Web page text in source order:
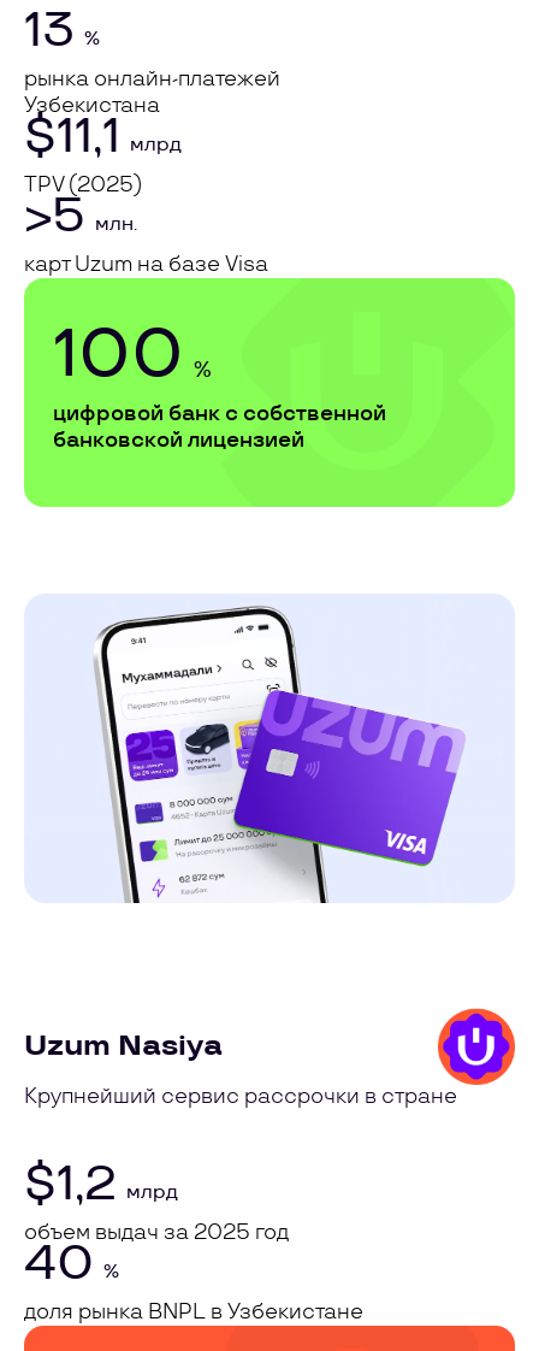
13 %
рынка онлайн-платежей
Узбекистана
$11,1 млрд
TPV (2025)
>5 млн.
карт Uzum на базе Visa
100 %
цифровой банк с собственной
банковской лицензией
Uzum Nasiya
Крупнейший сервис рассрочки в стране
$1,2 млрд
объем выдач за 2025 год
40 %
доля рынка BNPL в Узбекистане